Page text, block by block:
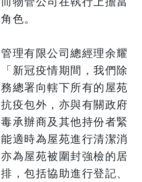
色。
理有限公司總經理余耀
新冠疫情期間，我們除
總署向轄下所有的屋苑
疫包外，亦與有關政府
承辦商及其他持份者緊
適時為屋苑進行清潔消
為屋苑被圍封強檢的居
，包括協助進行登記、